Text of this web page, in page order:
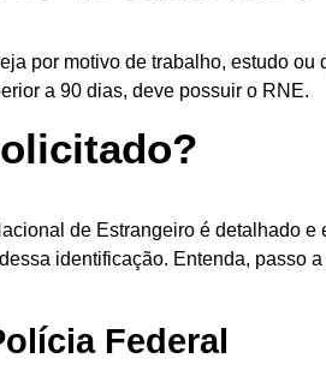
por motivo de trabalho, estudo ou
a 90 dias, deve possuir o RNE.
de Estrangeiro é detalhado e
identificação. Entenda, passo
Federal